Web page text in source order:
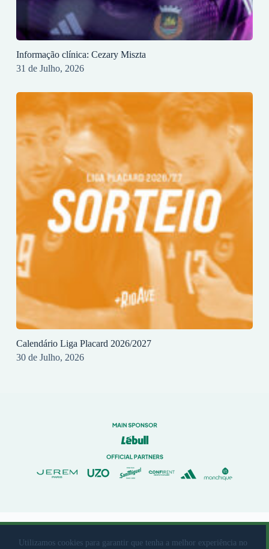
Utilizamos cookies para garantir que tenha a melhor experiência no
Informação clínica: Cezary Miszta
31 de Julho, 2026
Calendário Liga Placard 2026/2027
30 de Julho, 2026
© 2023 Rio Ave Futebol Clube Desenvolvido porbrandit